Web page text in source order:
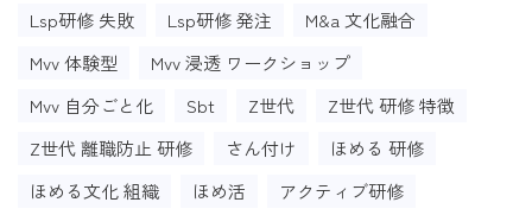
Lsp研修 失敗
Lsp研修 発注
M&a 文化融合
Mvv 体験型
Mvv 浸透 ワークショップ
Mvv 自分ごと化
Sbt Z世代
Z世代 研修 特徴
Z世代 離職防止 研修
さん付け
ほめる 研修
ほめる文化 組織
ほめ活
アクティブ研修